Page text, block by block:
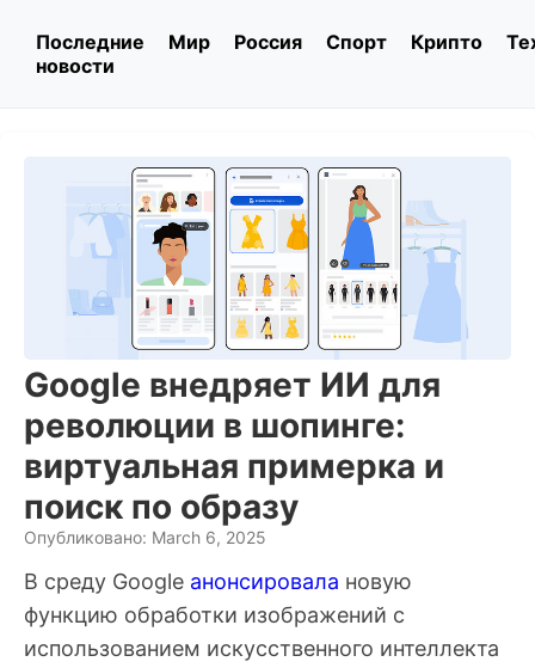
Последние
новости
Мир Россия Спорт Крипто
Google внедряет ИИ для
революции в шопинге:
виртуальная примерка и
поиск по образу
Опубликовано: March 6, 2025
В среду Google анонсировала новую
функцию обработки изображений с
использованием искусственного интеллекта